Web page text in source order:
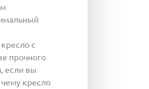
с
прочного
если вы
кресло